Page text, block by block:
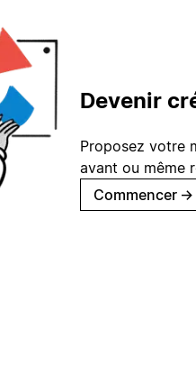
Devenir
Proposez votre
avant ou même
Commencer →